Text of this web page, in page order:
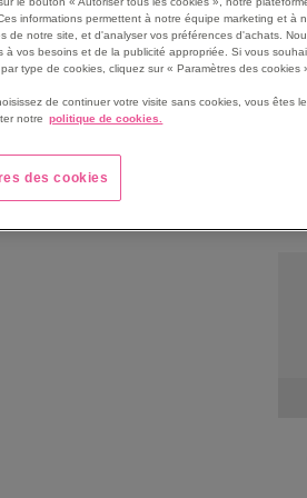
informations permettent à notre équipe marketing et à
de notre site, et d'analyser vos préférences d'achats.
à vos besoins et de la publicité appropriée. Si vous
type de cookies, cliquez sur « Paramètres des cookies
de continuer votre visite sans cookies, vous êtes
notre politique de cookies.
des cookies